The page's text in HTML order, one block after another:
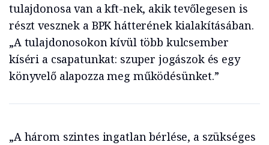
tulajdonosa van a kft-nek, akik tevőlegesen is
részt vesznek a BPK hátterének kialakításában.
„A tulajdonosokon kívül több kulcsember
kíséri a csapatunkat: szuper jogászok és egy
könyvelő alapozza meg működésünket.”
„A három szintes ingatlan bérlése, a szükséges